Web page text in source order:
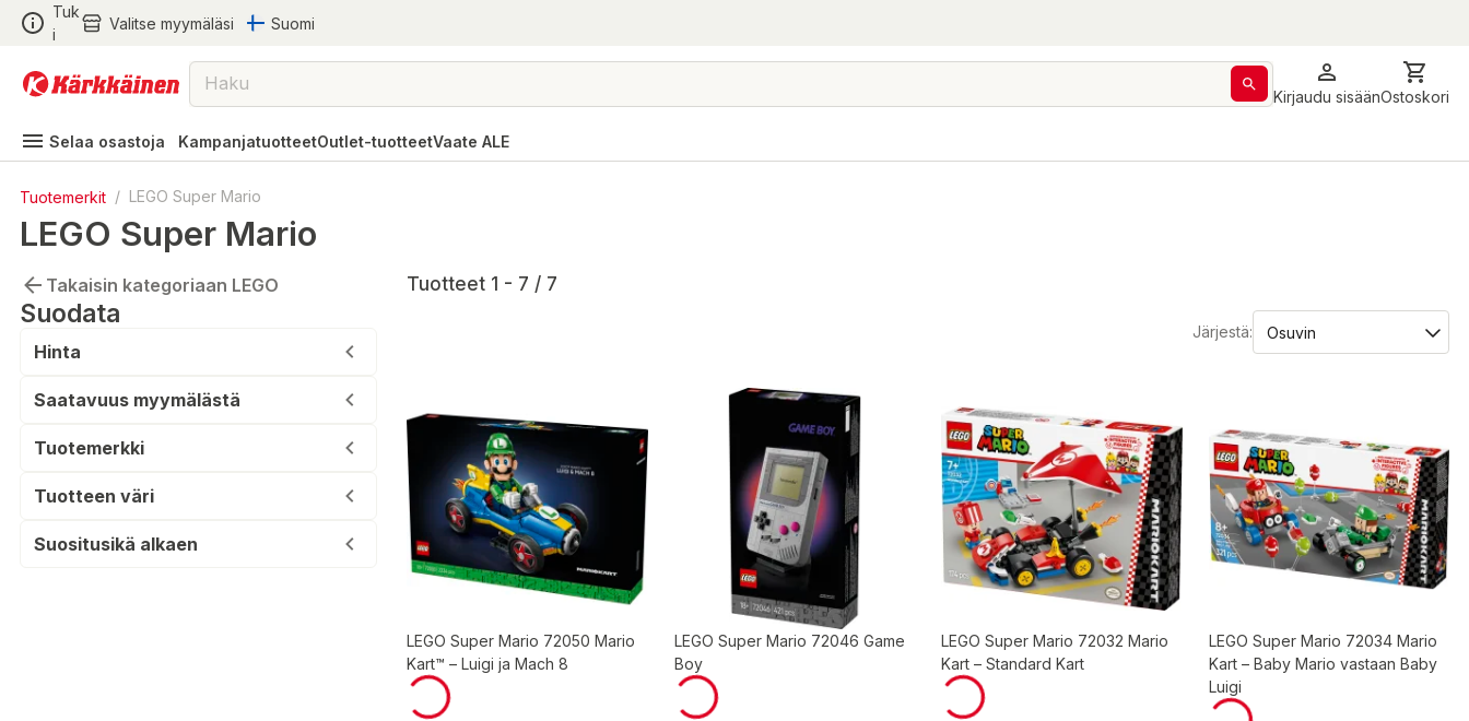
Tuk
i
Valitse myymäläsi Suomi
Kirjaudu sisäänOstoskori
Selaa osastoja KampanjatuotteetOutlet-tuotteetVaate ALE
Tuotemerkit / LEGO Super Mario
LEGO Super Mario
Takaisin kategoriaan LEGO
Suodata
Hinta
Saatavuus myymälästä
Tuotemerkki
Tuotteen väri
Suositusikä alkaen
Tuotteet 1 - 7 / 7
Järjestä:
LEGO Super Mario 72050 Mario
Kart™ – Luigi ja Mach 8
LEGO Super Mario 72046 Game
Boy
LEGO Super Mario 72032 Mario
Kart – Standard Kart
LEGO Super Mario 72034 Mario
Kart – Baby Mario vastaan Baby
Luigi